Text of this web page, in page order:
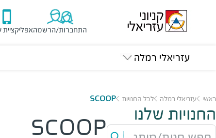
התחברות/הרשמהאפליקציית
עזריאלי רמלה
ראשי עזריאלי רמלה לכל החנויות SCOOP
החנויות שלנו
SCOOP